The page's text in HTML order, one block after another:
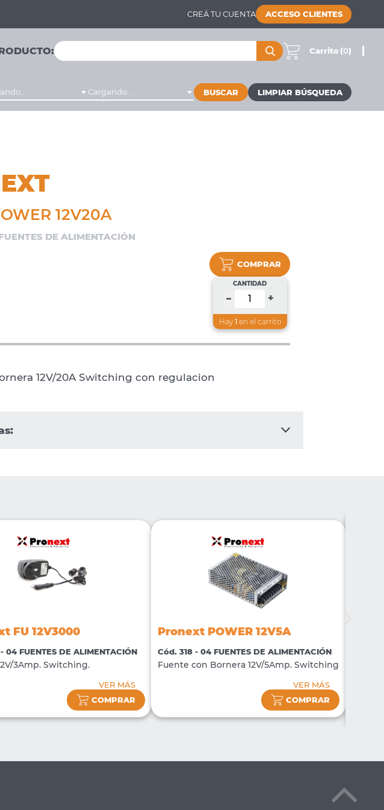
CREÁ TU CUENTA ACCESO CLIENTES
Carrito (0)
Cargando... BUSCAR
12V20A
DE ALIMENTACIÓN
COMPRAR
CANTIDAD
– +
Hay 1en el carrito
12V/20A Switching con regulacion
FU 12V3000
04 FUENTES DE ALIMENTACIÓN
3Amp. Switching.
VER MÁS
COMPRAR
Pronext POWER 12V5A
Cód. 318 - 04 FUENTES DE ALIMENTACIÓN
Fuente con Bornera 12V/5Amp. Switching
VER MÁS
COMPRAR